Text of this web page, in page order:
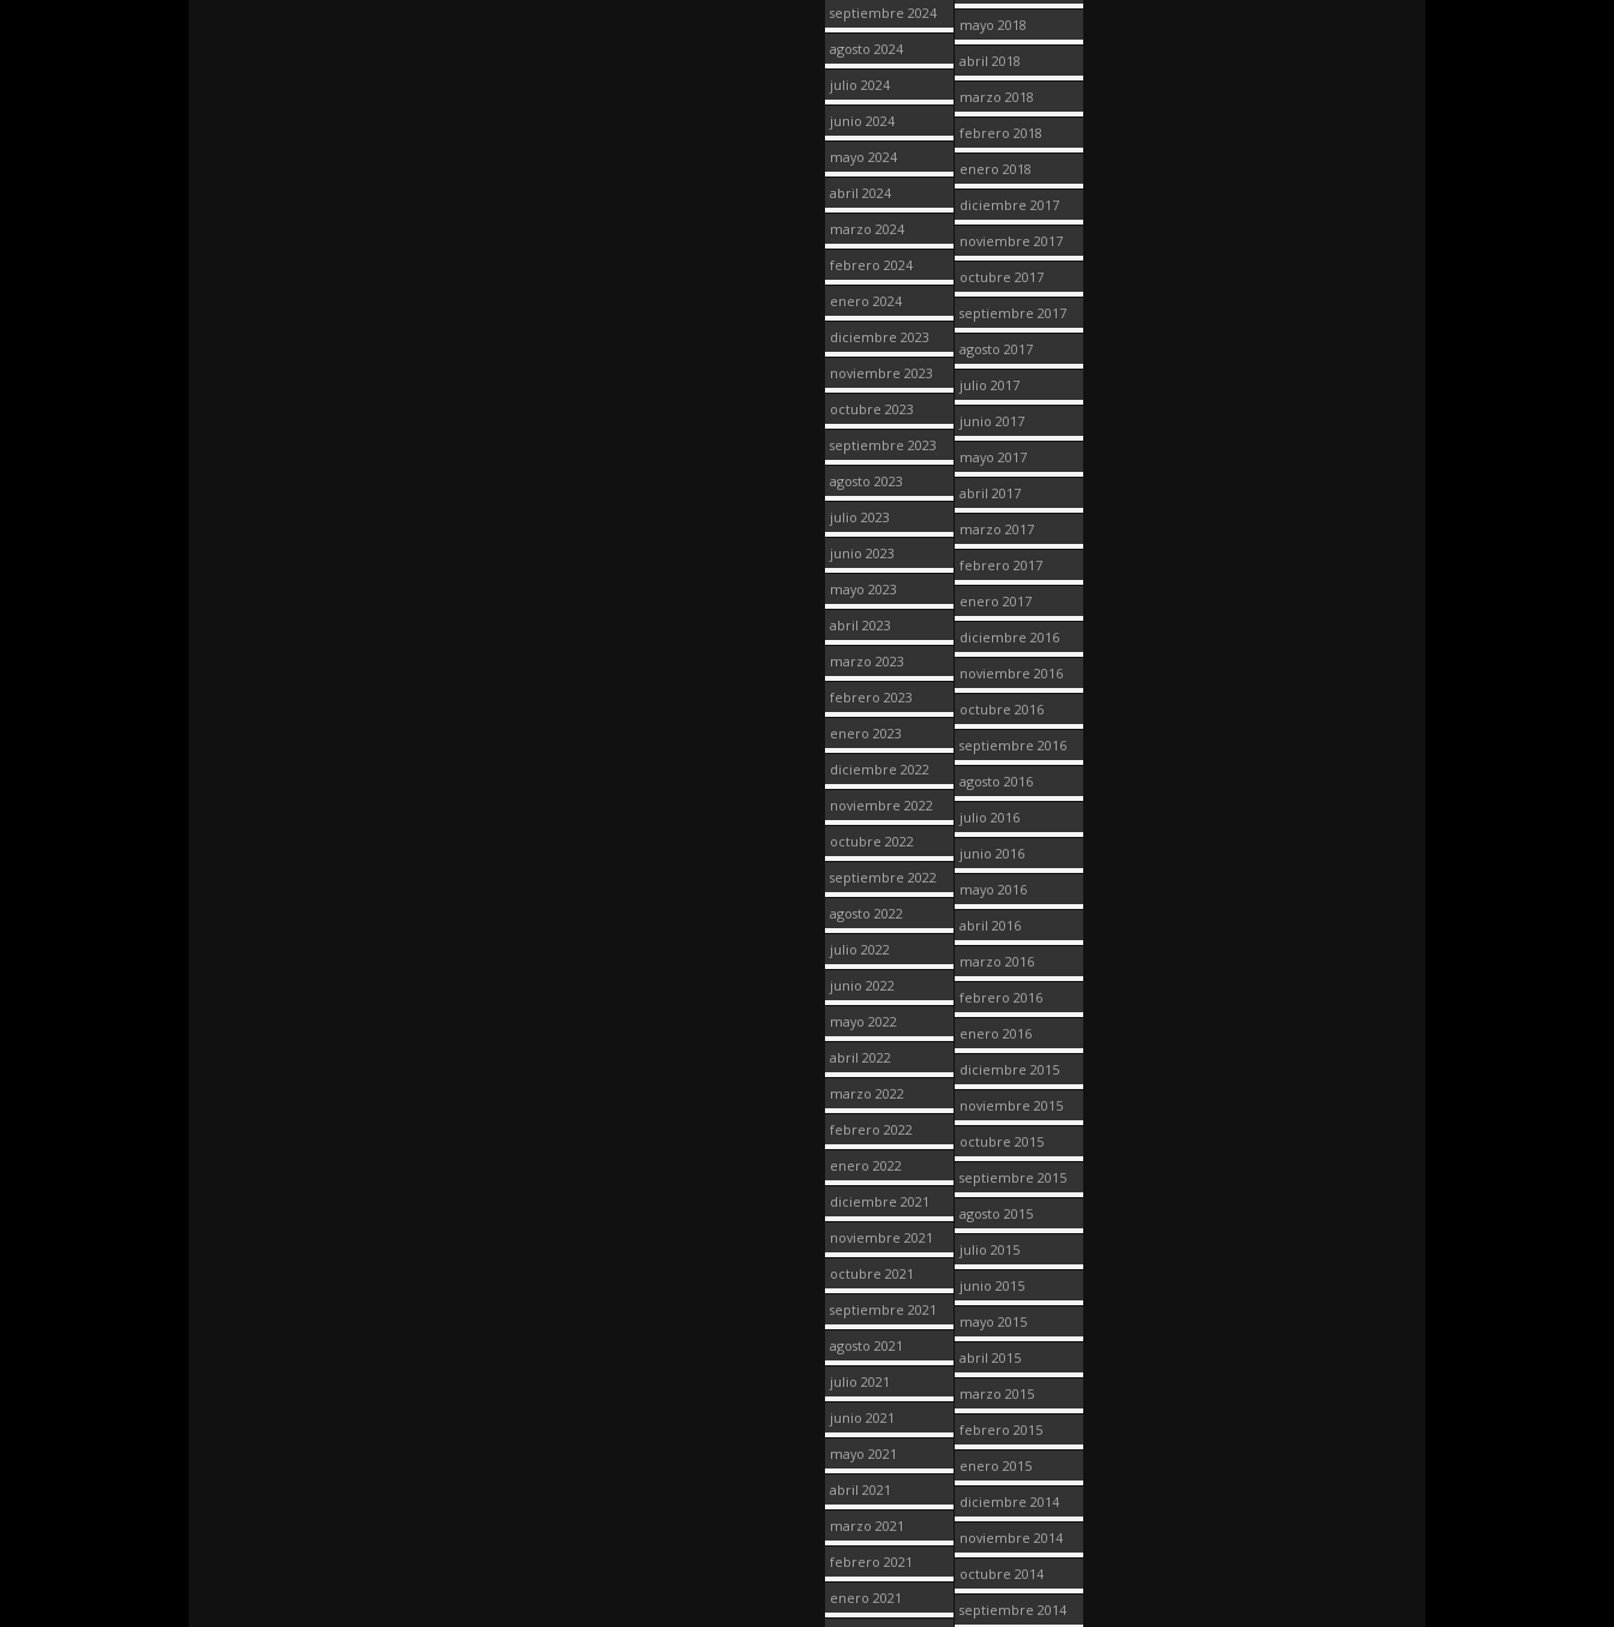
septiembre 2024
agosto 2024
julio 2024
junio 2024
mayo 2024
abril 2024
marzo 2024
febrero 2024
enero 2024
diciembre 2023
noviembre 2023
octubre 2023
septiembre 2023
agosto 2023
julio 2023
junio 2023
mayo 2023
abril 2023
marzo 2023
febrero 2023
enero 2023
diciembre 2022
noviembre 2022
octubre 2022
septiembre 2022
agosto 2022
julio 2022
junio 2022
mayo 2022
abril 2022
marzo 2022
febrero 2022
enero 2022
diciembre 2021
noviembre 2021
octubre 2021
septiembre 2021
agosto 2021
julio 2021
junio 2021
mayo 2021
abril 2021
marzo 2021
febrero 2021
enero 2021
mayo 2018
abril 2018
marzo 2018
febrero 2018
enero 2018
diciembre 2017
noviembre 2017
octubre 2017
septiembre 2017
agosto 2017
julio 2017
junio 2017
mayo 2017
abril 2017
marzo 2017
febrero 2017
enero 2017
diciembre 2016
noviembre 2016
octubre 2016
septiembre 2016
agosto 2016
julio 2016
junio 2016
mayo 2016
abril 2016
marzo 2016
febrero 2016
enero 2016
diciembre 2015
noviembre 2015
octubre 2015
septiembre 2015
agosto 2015
julio 2015
junio 2015
mayo 2015
abril 2015
marzo 2015
febrero 2015
enero 2015
diciembre 2014
noviembre 2014
octubre 2014
septiembre 2014